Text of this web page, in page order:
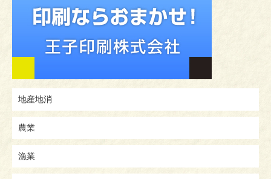
地産地消
農業
漁業